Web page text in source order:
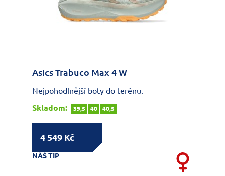
Asics Trabuco Max 4 W
Nejpohodlnější boty do terénu.
Skladom:
39,5 40 40,5
4 549 Kč
NÁŠ TIP